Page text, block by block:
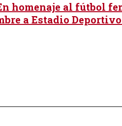
homenaje al fútbol
a Estadio